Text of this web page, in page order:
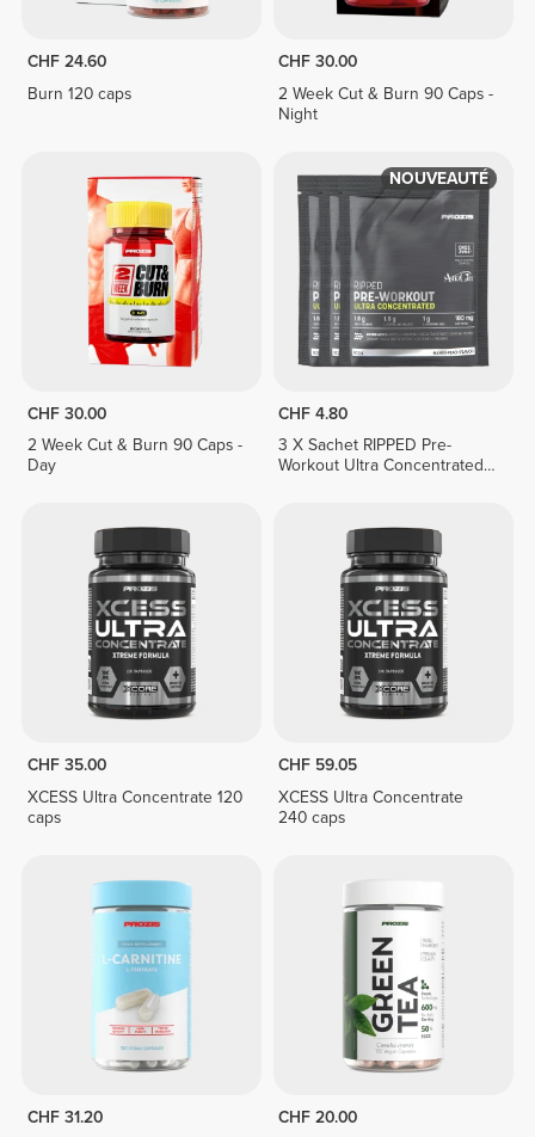
CHF 24.60
Burn 120 caps
CHF 30.00
2 Week Cut & Burn 90 Caps -
Night
CHF 30.00
2 Week Cut & Burn 90 Caps -
Day
NOUVEAUTÉ
CHF 4.80
3 X Sachet RIPPED Pre-
Workout Ultra Concentrated
CHF 35.00
XCESS Ultra Concentrate 120
caps
CHF 59.05
XCESS Ultra Concentrate
240 caps
CHF 31.20
CHF 20.00